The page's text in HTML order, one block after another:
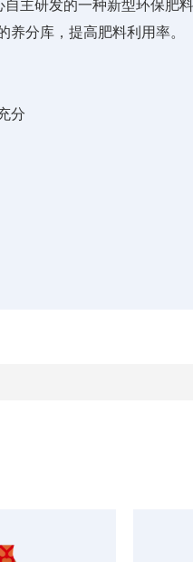
自主研发的一种新型环保肥
养分库，提高肥料利用率。
分